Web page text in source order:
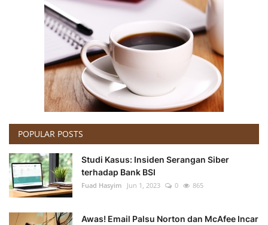
POPULAR POSTS
Studi Kasus: Insiden Serangan Siber
terhadap Bank BSI
Fuad Hasyim Jun 1, 2023 0 865
Awas! Email Palsu Norton dan McAfee Incar